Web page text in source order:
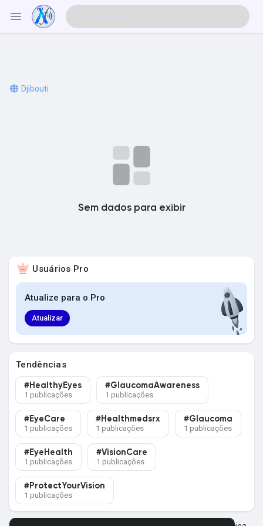
Explorar Artigos & Publicações
Meus Grupos
Páginas Curtidas
Postagens populares
Descubra Novas Postagens
Djibouti
Sem dados para exibir
Usuários Pro
Atualize para o Pro
Atualizar
Tendências
#HealthyEyes
1 publicações
#GlaucomaAwareness
1 publicações
#EyeCare
1 publicações
#Healthmedsrx
1 publicações
#Glaucoma
1 publicações
#EyeHealth
1 publicações
#VisionCare
1 publicações
#ProtectYourVision
1 publicações